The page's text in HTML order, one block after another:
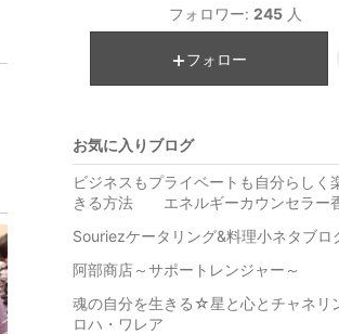
フォロワー: 245 人
フォロー
お気に入りブログ
ビジネスもプライベートも自分らしく
きる方法 エネルギーカウンセラー
Souriezケータリング&料理小ネタブロ
阿部商店～サポートレンジャー～
魂の自分を生きる☆星と心とチャネ
ロハ・ワレア